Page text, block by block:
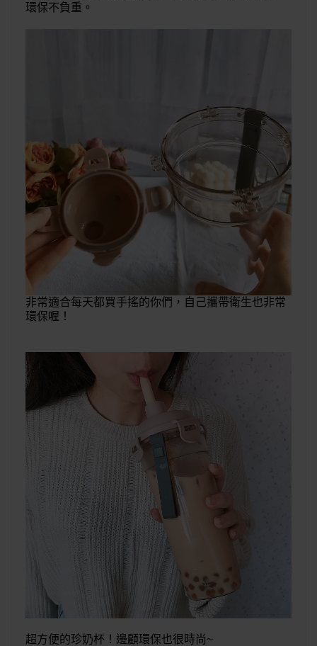
環保不負重。
非常適合每天都買手搖的你們，自己攜帶衛生也非常
環保喔！
超方便的珍奶杯！邊顧環保也很時尚~